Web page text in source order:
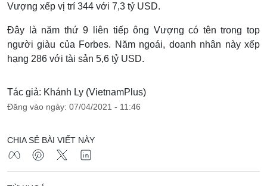
Vượng xếp vị trí 344 với 7,3 tỷ USD.
Đây là năm thứ 9 liên tiếp ông Vượng có tên trong top
người giàu của Forbes. Năm ngoái, doanh nhân này xếp
hạng 286 với tài sản 5,6 tỷ USD.
Tác giả: Khánh Ly (VietnamPlus)
Đăng vào ngày: 07/04/2021 - 11:46
CHIA SẺ BÀI VIẾT NÀY